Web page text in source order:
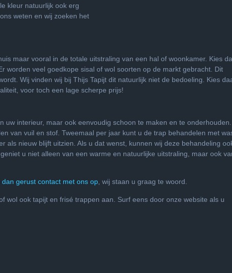
kleur natuurlijk ook erg
weten en wij zoeken het
maar vooral in de totale uitstraling van een hal of woonkamer. Kies
worden veel goedkope sisal of wol soorten op de markt gebracht. Dit
Wij vinden wij bij Thijs Tapijt dit natuurlijk niet de bedoeling. Kies
voor toch een lage scherpe prijs!
interieur, maar ook eenvoudig schoon te maken en te onderhouden.
van vuil en stof. Tweemaal per jaar kunt u de trap behandelen met
nieuw blijft uitzien. Als u dat wenst, kunnen wij deze behandeling
u niet alleen van een warme en natuurlijke uitstraling, maar ook
dan gerust contact met ons op, wij staan u graag te woord.
wol ook tapijt en frisé trappen aan. Surf eens door onze website als u